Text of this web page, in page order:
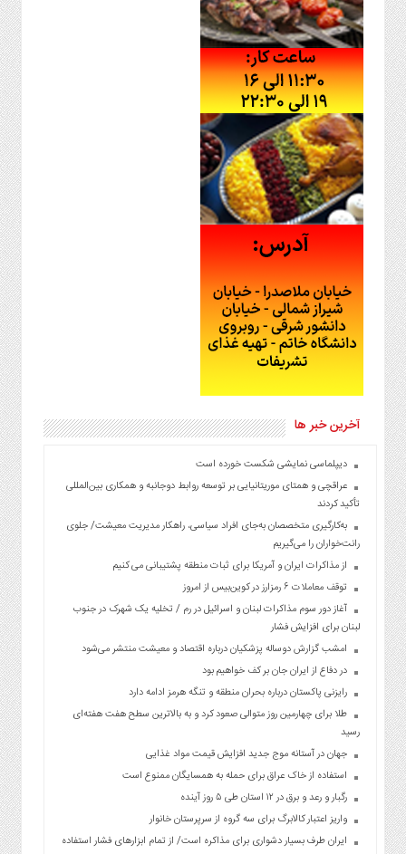
آخرین خبر ها
دیپلماسی نمایشی شکست خورده است
عراقچی و همتای موریتانیایی بر توسعه روابط دوجانبه و همکاری بین‌المللی
تأکید کردند
به‌کارگیری متخصصان به‌جای افراد سیاسی، راهکار مدیریت معیشت/ جلوی
رانت‌خواران را می‌گیریم
از مذاکرات ایران و آمریکا برای ثبات منطقه پشتیبانی می کنیم
توقف معاملات ۶ رمزارز در کوین‌بیس از امروز
آغاز دور سوم مذاکرات لبنان و اسرائیل در رم / تخلیه یک شهرک در جنوب
لبنان برای افزایش فشار
امشب گزارش دوساله پزشکیان درباره اقتصاد و معیشت منتشر می‌شود
در دفاع از ایران جان بر کف خواهیم بود
رایزنی پاکستان درباره بحران منطقه و تنگه هرمز ادامه دارد
طلا برای چهارمین روز متوالی صعود کرد و به بالاترین سطح هفت هفته‌ای
رسید
جهان در آستانه موج جدید افزایش قیمت مواد غذایی
استفاده از خاک عراق برای حمله به همسایگان ممنوع است
رگبار و رعد و برق در ۱۲ استان طی ۵ روز آینده
واریز اعتبار کالابرگ برای سه گروه از سرپرستان خانوار
ایران طرف بسیار دشواری برای مذاکره است/ از تمام ابزارهای فشار استفاده